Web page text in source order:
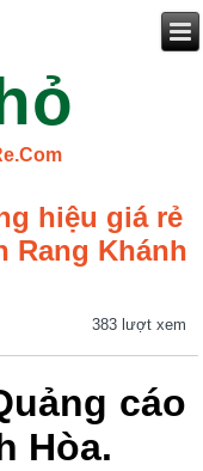
hiệu giá rẻ
Rang Khánh
383 lượt xem
cáo
Hòa.